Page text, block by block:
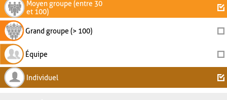
Moyen groupe (entre 30
et 100)
Grand groupe (> 100)
Équipe
Individuel